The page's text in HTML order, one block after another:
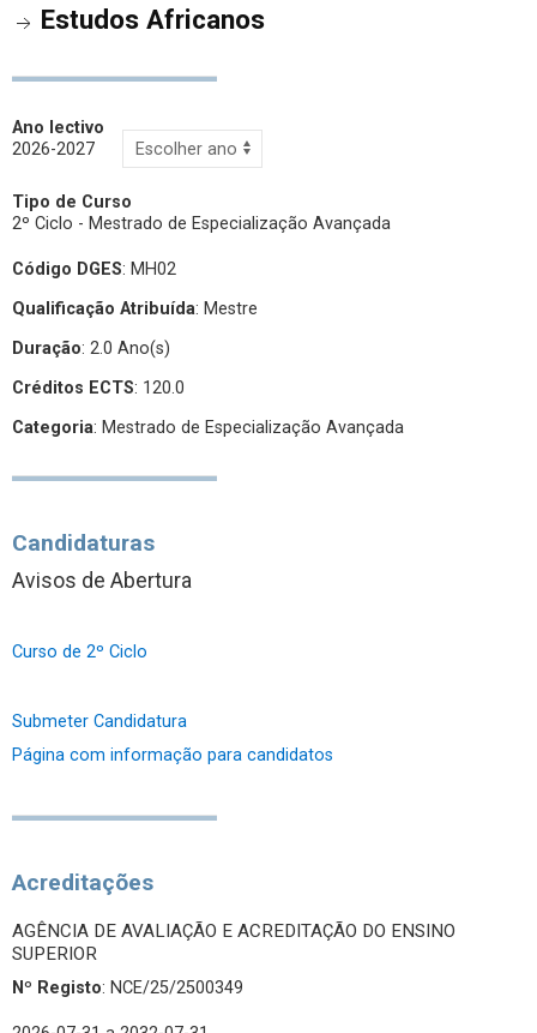
Estudos Africanos
Ano lectivo
2026-2027
Tipo de Curso
2º Ciclo - Mestrado de Especialização Avançada
Código DGES: MH02
Qualificação Atribuída: Mestre
Duração: 2.0 Ano(s)
Créditos ECTS: 120.0
Categoria: Mestrado de Especialização Avançada
Candidaturas
Avisos de Abertura
Curso de 2º Ciclo
Submeter Candidatura
Página com informação para candidatos
Acreditações
AGÊNCIA DE AVALIAÇÃO E ACREDITAÇÃO DO ENSINO
SUPERIOR
Nº Registo: NCE/25/2500349